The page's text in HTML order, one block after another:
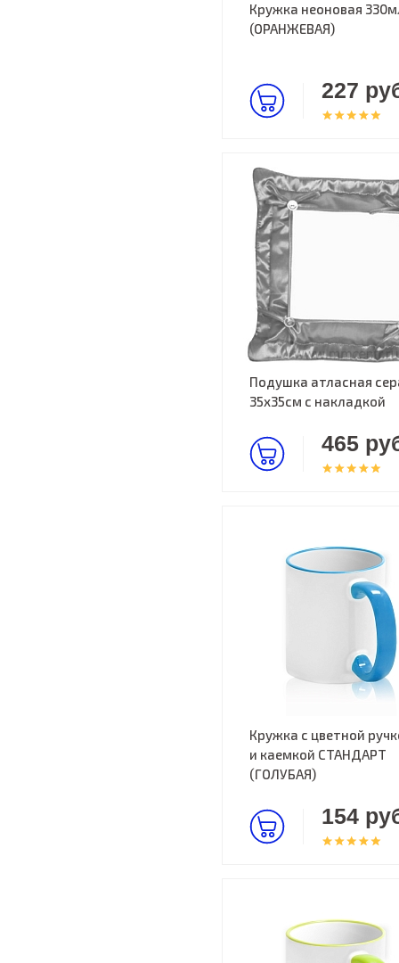
Кружка неоновая
(ОРАНЖЕВАЯ)
227
Подушка атласная
35х35см c накладкой
465
Кружка с цветной
и каемкой СТАНДАРТ
(ГОЛУБАЯ)
154